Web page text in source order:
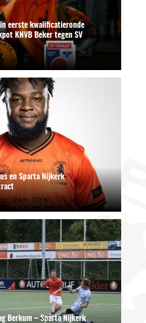
eerste kwalificatieronde
KNVB Beker tegen SV
en Sparta Nijkerk
Berkum – Sparta Nijkerk